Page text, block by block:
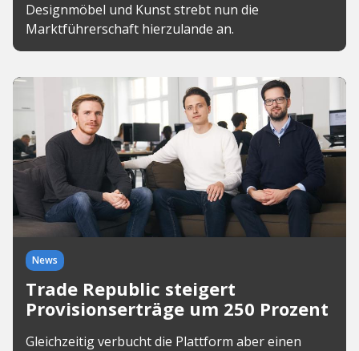
Designmöbel und Kunst strebt nun die
Marktführerschaft hierzulande an.
News
Trade Republic steigert
Provisionserträge um 250 Prozent
Gleichzeitig verbucht die Plattform aber einen